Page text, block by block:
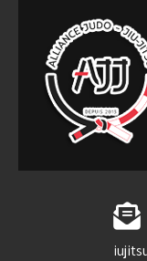
content